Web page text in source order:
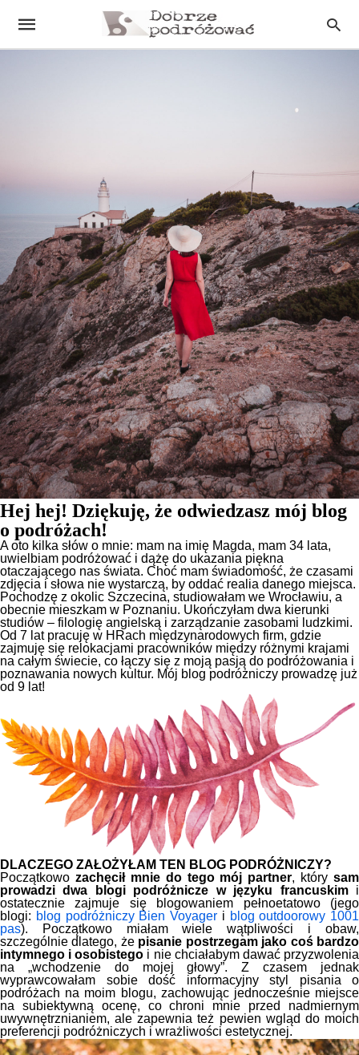
Hej hej! Dziękuję, że odwiedzasz mój blog
o podróżach!
A oto kilka słów o mnie: mam na imię Magda, mam 34 lata,
uwielbiam podróżować i dążę do ukazania piękna
otaczającego nas świata. Choć mam świadomość, że czasami
zdjęcia i słowa nie wystarczą, by oddać realia danego miejsca.
Pochodzę z okolic Szczecina, studiowałam we Wrocławiu, a
obecnie mieszkam w Poznaniu. Ukończyłam dwa kierunki
studiów – filologię angielską i zarządzanie zasobami ludzkimi.
Od 7 lat pracuję w HRach międzynarodowych firm, gdzie
zajmuję się relokacjami pracowników między różnymi krajami
na całym świecie, co łączy się z moją pasją do podróżowania i
poznawania nowych kultur. Mój blog podróżniczy prowadzę już
od 9 lat!
DLACZEGO ZAŁOŻYŁAM TEN BLOG PODRÓŻNICZY?
Początkowo zachęcił mnie do tego mój partner, który sam
prowadzi dwa blogi podróżnicze w języku francuskimi
ostatecznie zajmuje się blogowaniem pełnoetatowo (jego
blogi: blog podróżniczy Bien Voyager i blog outdoorowy 1001
pas). Początkowo miałam wiele wątpliwości i obaw,
szczególnie dlatego, że pisanie postrzegam jako coś bardzo
intymnego i osobistego i nie chciałabym dawać przyzwolenia
na „wchodzenie do mojej głowy”. Z czasem jednak
wyprawcowałam sobie dość informacyjny styl pisania o
podróżach na moim blogu, zachowując jednocześnie miejsce
na subiektywną ocenę, co chroni mnie przed nadmiernym
uwywnętrznianiem, ale zapewnia też pewien wgląd do moich
preferencji podróżniczych i wrażliwości estetycznej.